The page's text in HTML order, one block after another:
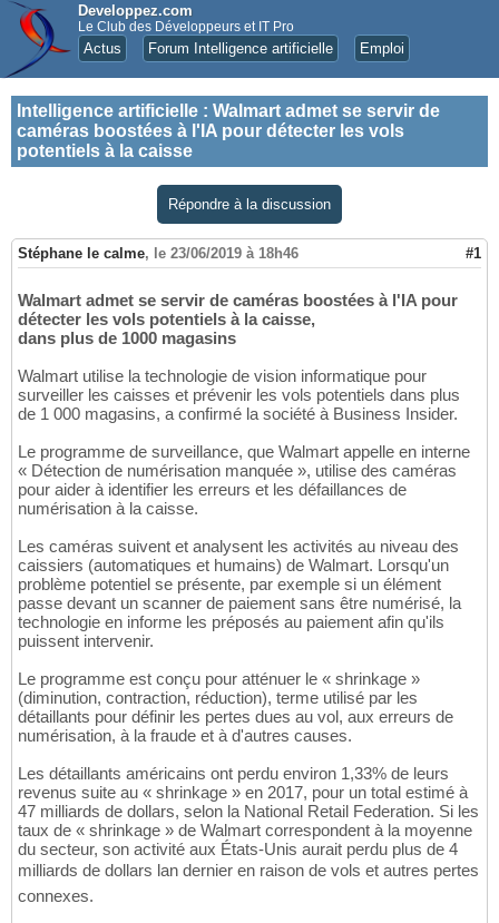
Developpez.com
Le Club des Développeurs et IT Pro
Actus Forum Intelligence artificielle Emploi
Intelligence artificielle : Walmart admet se servir de
caméras boostées à l'IA pour détecter les vols
potentiels à la caisse
Répondre à la discussion
Stéphane le calme, le 23/06/2019 à 18h46 #1
Walmart admet se servir de caméras boostées à l'IA pour
détecter les vols potentiels à la caisse,
dans plus de 1000 magasins
Walmart utilise la technologie de vision informatique pour
surveiller les caisses et prévenir les vols potentiels dans plus
de 1 000 magasins, a confirmé la société à Business Insider.
Le programme de surveillance, que Walmart appelle en interne
« Détection de numérisation manquée », utilise des caméras
pour aider à identifier les erreurs et les défaillances de
numérisation à la caisse.
Les caméras suivent et analysent les activités au niveau des
caissiers (automatiques et humains) de Walmart. Lorsqu'un
problème potentiel se présente, par exemple si un élément
passe devant un scanner de paiement sans être numérisé, la
technologie en informe les préposés au paiement afin qu'ils
puissent intervenir.
Le programme est conçu pour atténuer le « shrinkage »
(diminution, contraction, réduction), terme utilisé par les
détaillants pour définir les pertes dues au vol, aux erreurs de
numérisation, à la fraude et à d'autres causes.
Les détaillants américains ont perdu environ 1,33% de leurs
revenus suite au « shrinkage » en 2017, pour un total estimé à
47 milliards de dollars, selon la National Retail Federation. Si les
taux de « shrinkage » de Walmart correspondent à la moyenne
du secteur, son activité aux États-Unis aurait perdu plus de 4
milliards de dollars lan dernier en raison de vols et autres pertes
connexes.